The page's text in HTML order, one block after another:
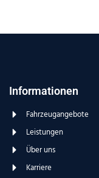
Informationen
Fahrzeugangebote
Leistungen
Über uns
Karriere